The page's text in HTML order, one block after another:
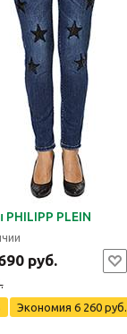
PLEIN
руб.
Экономия 6 260 руб.